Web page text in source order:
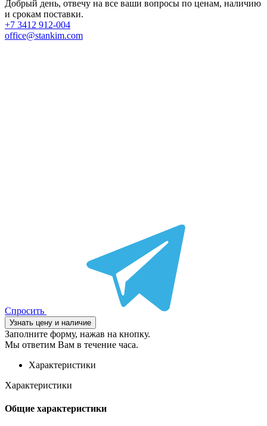
Добрый день, отвечу на все ваши вопросы по ценам, наличию
и срокам поставки.
+7 3412 912-004
office@stankim.com
Спросить
Узнать цену и наличие
Заполните форму, нажав на кнопку.
Мы ответим Вам в течение часа.
Характеристики
Характеристики
Общие характеристики